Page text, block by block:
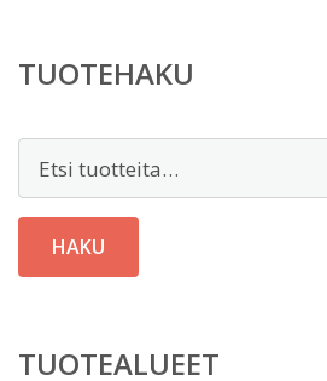
TUOTEHAKU
HAKU
TUOTEALUEET